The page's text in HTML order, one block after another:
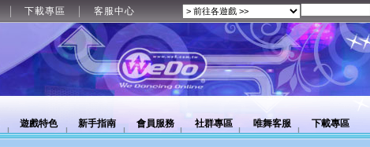
下載專區 客服中心
遊戲特色 新手指南 會員服務 社群專區 唯舞客服 下載專區